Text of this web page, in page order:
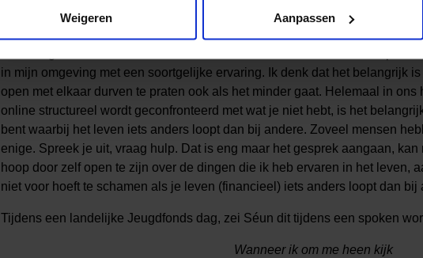
Weigeren Aanpassen
Séun hoopt dat hij kinderen en jongeren kan inspireren met zijn verhaal en
en waar ik nu ben. Doordat er niet echt in mijn directe omgeving over
in mijn omgeving met een soortgelijke ervaring. Ik denk dat het belangrijk
open met elkaar durven te praten ook als het minder gaat. Helemaal in
online structureel wordt geconfronteerd met wat je niet hebt, is het
bent waarbij het leven iets anders loopt dan bij andere. Zoveel mensen
enige. Spreek je uit, vraag hulp. Dat is eng maar het gesprek aangaan,
hoop door zelf open te zijn over de dingen die ik heb ervaren in het leven,
niet voor hoeft te schamen als je leven (financieel) iets anders loopt dan bij
Tijdens een landelijke Jeugdfonds dag, zei Séun dit tijdens een spoken
Wanneer ik om me heen kijk